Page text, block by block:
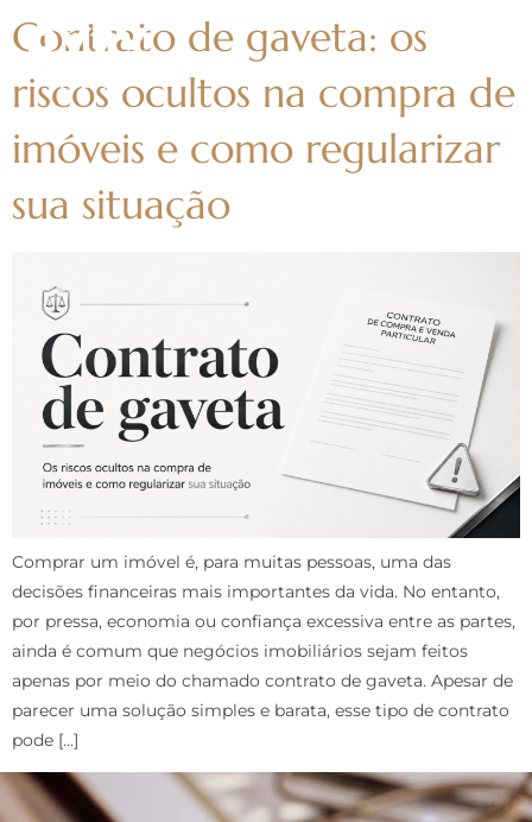
Contrato de gaveta: os
riscos ocultos na compra de
imóveis e como regularizar
sua situação
Comprar um imóvel é, para muitas pessoas, uma das
decisões financeiras mais importantes da vida. No entanto,
por pressa, economia ou confiança excessiva entre as partes,
ainda é comum que negócios imobiliários sejam feitos
apenas por meio do chamado contrato de gaveta. Apesar de
parecer uma solução simples e barata, esse tipo de contrato
pode […]